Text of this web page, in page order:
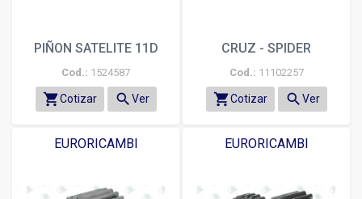
PIÑON SATELITE 11D
Cod.: 1524587
shopping_cartCotizar search Ver
CRUZ - SPIDER
Cod.: 11102257
shopping_cartCotizar search Ver
EURORICAMBI EURORICAMBI